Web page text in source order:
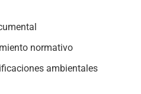
normativo
ambientales